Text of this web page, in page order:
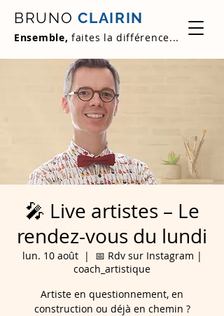
BRUNO CLAIRIN
Ensemble, faites la différence...
🎤 Live artistes – Le
rendez-vous du lundi
lun. 10 août
  |
📅 Rdv sur Instagram |
coach_artistique
Artiste en questionnement, en
construction ou déjà en chemin ?